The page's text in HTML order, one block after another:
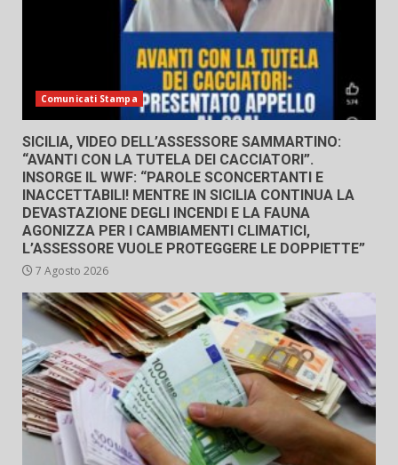
Comunicati Stampa
SICILIA, VIDEO DELL’ASSESSORE SAMMARTINO:
“AVANTI CON LA TUTELA DEI CACCIATORI”.
INSORGE IL WWF: “PAROLE SCONCERTANTI E
INACCETTABILI! MENTRE IN SICILIA CONTINUA LA
DEVASTAZIONE DEGLI INCENDI E LA FAUNA
AGONIZZA PER I CAMBIAMENTI CLIMATICI,
L’ASSESSORE VUOLE PROTEGGERE LE DOPPIETTE”
7 Agosto 2026